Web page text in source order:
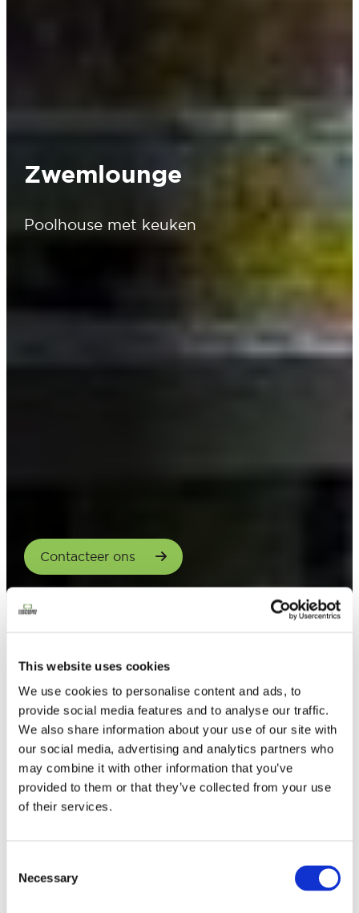
This website uses cookies
We use cookies to personalise content and ads, to
provide social media features and to analyse our traffic.
We also share information about your use of our site with
our social media, advertising and analytics partners who
may combine it with other information that you’ve
provided to them or that they’ve collected from your use
of their services.
Selection
Necessary
Zwemlounge
Poolhouse met keuken
Contacteer ons
Lookbook & brochures